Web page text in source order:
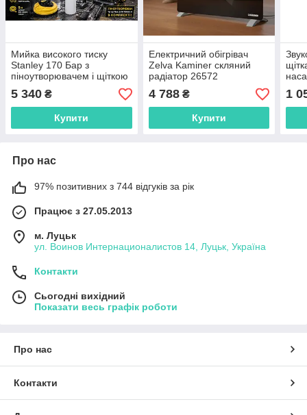
Мийка високого тиску
Stanley 170 Бар з
піноутворювачем і щіткою
для тераси
5 340 ₴
Купити
Електричний обігрівач
Zelva Kaminer скляний
радіатор 26572
4 788₴
Купити
1
Про нас
97% позитивних з 744 відгуків за рік
Працює з 27.05.2013
м. Луцьк
ул. Воинов Интернационалистов 14, Луцьк, Україна
Контакти
Сьогодні вихідний
Показати весь графік роботи
Про нас
Контакти